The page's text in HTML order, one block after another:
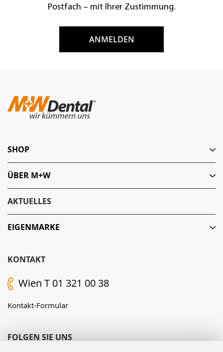
Postfach – mit Ihrer Zustimmung.
ANMELDEN
KONTAKT
Wien T 01 321 00 38
Kontakt-Formular
FOLGEN SIE UNS
SHOP
ÜBER M+W
AKTUELLES
EIGENMARKE